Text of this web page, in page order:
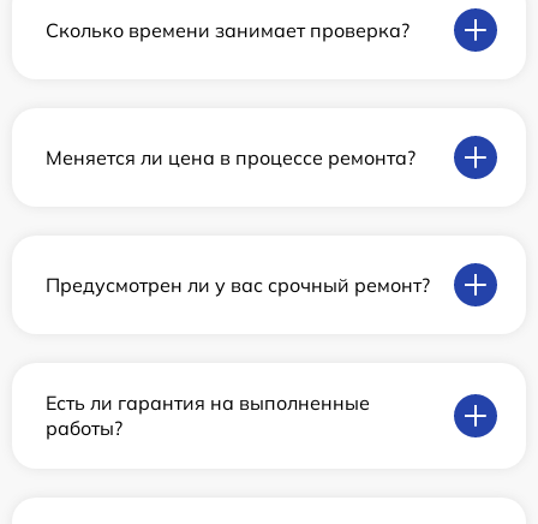
Сколько времени занимает проверка?
Меняется ли цена в процессе ремонта?
Предусмотрен ли у вас срочный ремонт?
Есть ли гарантия на выполненные
работы?